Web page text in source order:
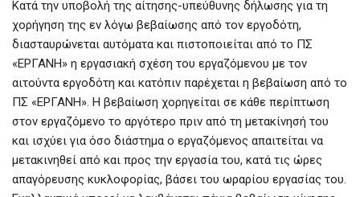
Κατά την υποβολή της αίτησης-υπεύθυνης δήλωσης για τη
χορήγηση της εν λόγω βεβαίωσης από τον εργοδότη,
διασταυρώνεται αυτόματα και πιστοποιείται από το ΠΣ
«ΕΡΓΑΝΗ» η εργασιακή σχέση του εργαζόμενου με τον
αιτούντα εργοδότη και κατόπιν παρέχεται η βεβαίωση από το
ΠΣ «ΕΡΓΑΝΗ». Η βεβαίωση χορηγείται σε κάθε περίπτωση
στον εργαζόμενο το αργότερο πριν από τη μετακίνησή του
και ισχύει για όσο διάστημα ο εργαζόμενος απαιτείται να
μετακινηθεί από και προς την εργασία του, κατά τις ώρες
απαγόρευσης κυκλοφορίας, βάσει του ωραρίου εργασίας του.